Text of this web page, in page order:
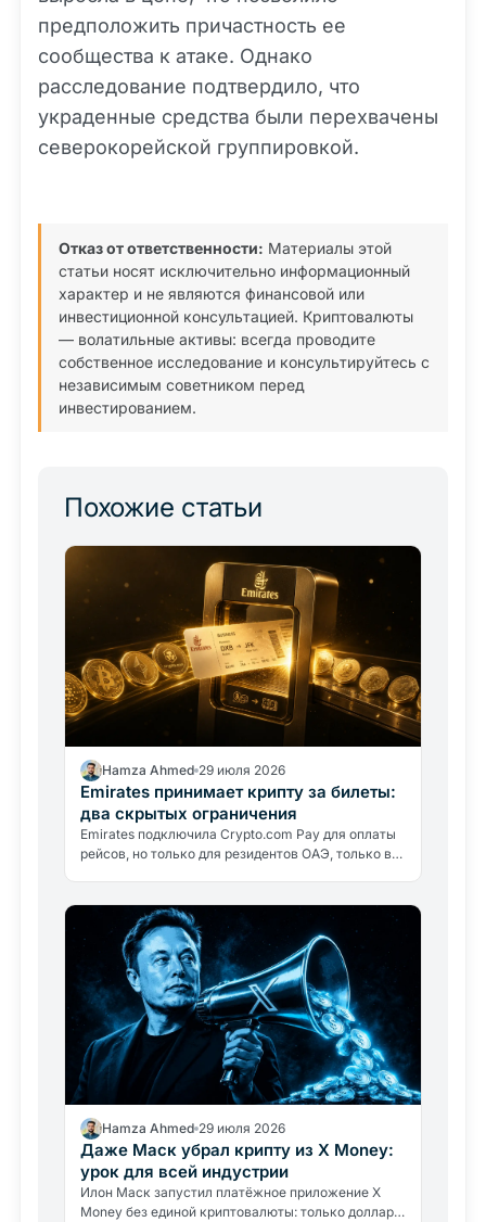
предположить причастность ее
сообщества к атаке. Однако
расследование подтвердило, что
украденные средства были перехвачены
северокорейской группировкой.
Отказ от ответственности: Материалы этой
статьи носят исключительно информационный
характер и не являются финансовой или
инвестиционной консультацией. Криптовалюты
— волатильные активы: всегда проводите
собственное исследование и консультируйтесь с
независимым советником перед
инвестированием.
Похожие статьи
Hamza Ahmed 29 июля 2026
Emirates принимает крипту за билеты:
два скрытых ограничения
Emirates подключила Crypto.com Pay для оплаты
рейсов, но только для резидентов ОАЭ, только в
Hamza Ahmed 29 июля 2026
Даже Маск убрал крипту из X Money:
урок для всей индустрии
Илон Маск запустил платёжное приложение X
Money без единой криптовалюты: только доллары